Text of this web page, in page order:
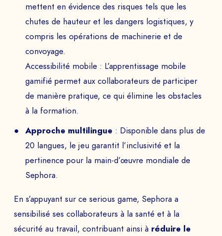
mettent en évidence des risques tels que les
chutes de hauteur et les dangers logistiques, y
compris les opérations de machinerie et de
convoyage.
Accessibilité mobile : L’apprentissage mobile
gamifié permet aux collaborateurs de participer
de manière pratique, ce qui élimine les obstacles
à la formation.
Approche multilingue : Disponible dans plus de
20 langues, le jeu garantit l’inclusivité et la
pertinence pour la main-d’œuvre mondiale de
Sephora.
En s’appuyant sur ce serious game, Sephora a
sensibilisé ses collaborateurs à la santé et à la
sécurité au travail, contribuant ainsi à réduire le